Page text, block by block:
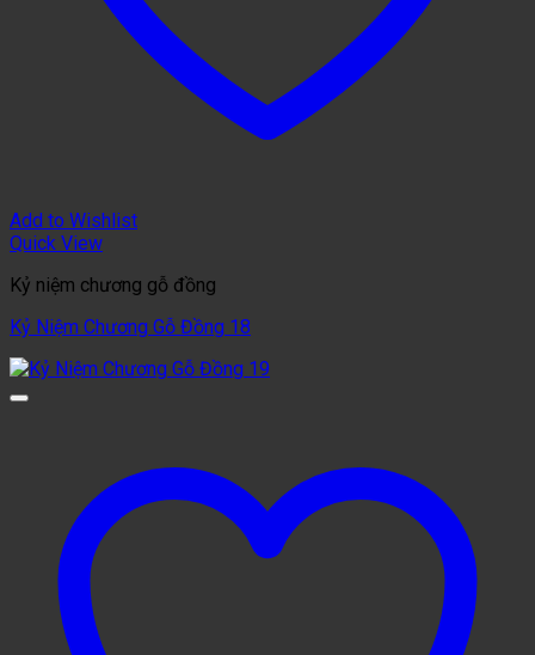
Add to Wishlist
Quick View
Kỷ niệm chương gỗ đồng
Kỷ Niệm Chương Gỗ Đồng 18